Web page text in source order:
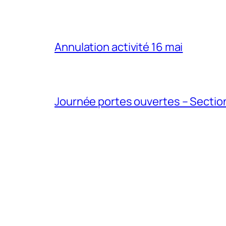
Annulation activité 16 mai
Journée portes ouvertes –